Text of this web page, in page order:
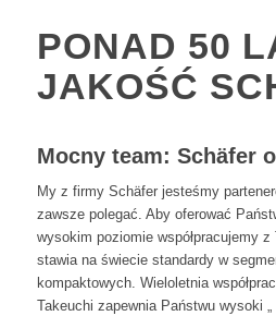
PONAD 50
JAKOŚĆ
Mocny team: Schäfer
My z firmy Schäfer jesteśmy
zawsze polegać. Aby oferować
wysokim poziomie współpracujemy
stawia na świecie standardy w
kompaktowych. Wieloletnia
Takeuchi zapewnia Państwu wysoki